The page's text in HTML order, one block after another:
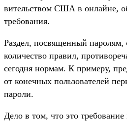
витель­ством США в онлай­не,
тре­бова­ния.
Раз­дел, пос­вящен­ный паролям,
количес­тво пра­вил,
сегод­ня нор­мам. К при­меру,
от конеч­ных поль­зовате­лей
пароли.
Де­ло в том, что это тре­бова­ние